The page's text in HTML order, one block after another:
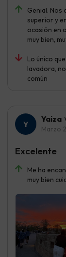
Genial. Nos
superior y
ocasión en
muy bien,
Lo único
lavadora,
común
Yaiza
Marzo
Me ha
muy bien
Excelente